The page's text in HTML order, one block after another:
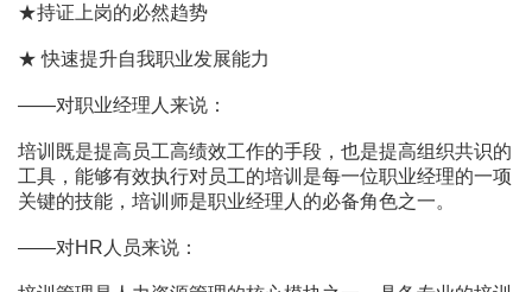
★持证上岗的必然趋势
★ 快速提升自我职业发展能力
――对职业经理人来说：
培训既是提高员工高绩效工作的手段，也是提高组织共识的
工具，能够有效执行对员工的培训是每一位职业经理的一项
关键的技能，培训师是职业经理人的必备角色之一。
――对HR人员来说：